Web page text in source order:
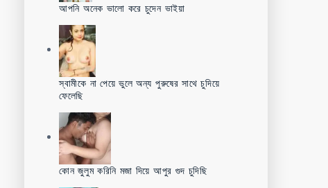
আপনি অনেক ভালো করে চুদেন ভাইয়া
স্বামীকে না পেয়ে ভুলে অন্য পুরুষের সাথে চুদিয়ে
ফেলেছি
কোন জুলুম করিনি মজা দিয়ে আপুর গুদ চুদিছি